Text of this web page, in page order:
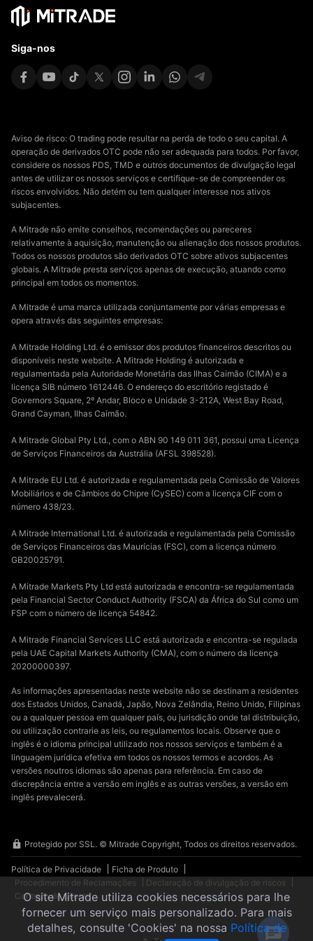
Siga-nos
Aviso de risco: O trading pode resultar na perda de todo o seu capital. A
operação de derivados OTC pode não ser adequada para todos. Por favor,
considere os nossos PDS, TMD e outros documentos de divulgação legal
antes de utilizar os nossos serviços e certifique-se de compreender os
riscos envolvidos. Não detém ou tem qualquer interesse nos ativos
subjacentes.
A Mitrade não emite conselhos, recomendações ou pareceres
relativamente à aquisição, manutenção ou alienação dos nossos produtos.
Todos os nossos produtos são derivados OTC sobre ativos subjacentes
globais. A Mitrade presta serviços apenas de execução, atuando como
principal em todos os momentos.
A Mitrade é uma marca utilizada conjuntamente por várias empresas e
opera através das seguintes empresas:
A Mitrade Holding Ltd. é o emissor dos produtos financeiros descritos ou
disponíveis neste website. A Mitrade Holding é autorizada e
regulamentada pela Autoridade Monetária das Ilhas Caimão (CIMA) e a
licença SIB número 1612446. O endereço do escritório registado é
Governors Square, 2º Andar, Bloco e Unidade 3-212A, West Bay Road,
Grand Cayman, Ilhas Caimão.
A Mitrade Global Pty Ltd., com o ABN 90 149 011 361, possui uma Licença
de Serviços Financeiros da Austrália (AFSL 398528).
A Mitrade EU Ltd. é autorizada e regulamentada pela Comissão de Valores
Mobiliários e de Câmbios do Chipre (CySEC) com a licença CIF com o
número 438/23.
A Mitrade International Ltd. é autorizada e regulamentada pela Comissão
de Serviços Financeiros das Maurícias (FSC), com a licença número
GB20025791.
A Mitrade Markets Pty Ltd está autorizada e encontra-se regulamentada
pela Financial Sector Conduct Authority (FSCA) da África do Sul como um
FSP com o número de licença 54842.
A Mitrade Financial Services LLC está autorizada e encontra-se regulada
pela UAE Capital Markets Authority (CMA), com o número da licença
20200000397.
As informações apresentadas neste website não se destinam a residentes
dos Estados Unidos, Canadá, Japão, Nova Zelândia, Reino Unido, Filipinas
ou a qualquer pessoa em qualquer país, ou jurisdição onde tal distribuição,
ou utilização contrarie as leis, ou regulamentos locais. Observe que o
inglês é o idioma principal utilizado nos nossos serviços e também é a
linguagem jurídica efetiva em todos os nossos termos e acordos. As
versões noutros idiomas são apenas para referência. Em caso de
discrepância entre a versão em inglês e as outras versões, a versão em
inglês prevalecerá.
Protegido por SSL. © Mitrade Copyright, Todos os direitos reservados.
Política de Privacidade
Ficha de Produto
Procedimento de Reclamações
Declaração de divulgação de riscos
Contrato de Cliente
O site Mitrade utiliza cookies necessários para lhe
fornecer um serviço mais personalizado. Para mais
detalhes, consulte 'Cookies' na nossa Política de